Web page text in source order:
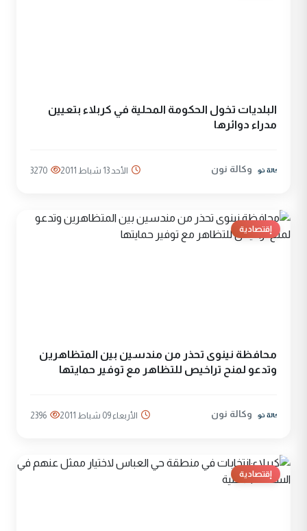
البلديات تخول الحكومة المحلية في كربلاء بتعيين
مدراء دوائرها
وكالة نون الأحد 13 شباط 2011 3270
إقتصادية
محافظة نينوى تحذر من مندسين بين المتظاهرين
وتدعو لمنح تراخيص للتظاهر مع توفير حمايتها
وكالة نون الأربعاء 09 شباط 2011 2396
إقتصادية